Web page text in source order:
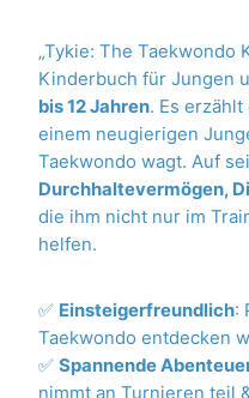
„Tykie: The Taekwondo
Kinderbuch für Jungen
bis 12 Jahren. Es
einem neugierigen
Taekwondo wagt. Auf
Durchhaltevermögen,
die ihm nicht nur im
helfen.
✅ Einsteigerfreundlich:
Taekwondo entdecken
✅ Spannende